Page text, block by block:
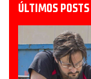
ÚLTIMOS POSTS